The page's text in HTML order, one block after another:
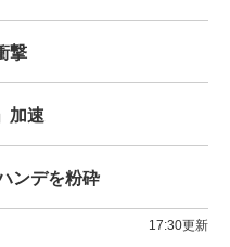
撃
加速
ンデを粉砕
17:30更新